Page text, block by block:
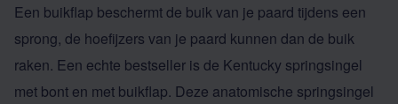
Een buikflap beschermt de buik van je paard tijdens een
sprong, de hoefijzers van je paard kunnen dan de buik
raken. Een echte bestseller is de Kentucky springsingel
met bont en met buikflap. Deze anatomische springsingel